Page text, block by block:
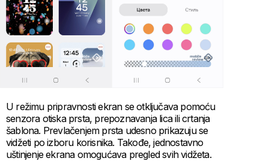
U režimu pripravnosti ekran se otključava pomoću
senzora otiska prsta, prepoznavanja lica ili crtanja
šablona. Prevlačenjem prsta udesno prikazuju se
vidžeti po izboru korisnika. Takođe, jednostavno
uštinjenje ekrana omogućava pregled svih vidžeta.